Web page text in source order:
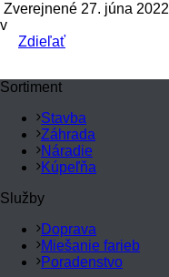
Zverejnené 27. júna 2022
v
Zdieľať
Sortiment
Stavba
Záhrada
Náradie
Kúpeľňa
Služby
Doprava
Miešanie farieb
Poradenstvo